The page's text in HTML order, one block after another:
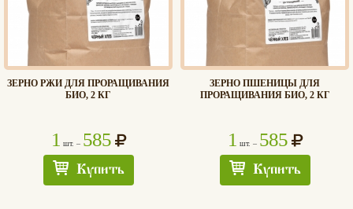
ЗЕРНО РЖИ ДЛЯ ПРОРАЩИВАНИЯ
БИО, 2 КГ
1 шт. – 585
Купить
ЗЕРНО ПШЕНИЦЫ ДЛЯ
ПРОРАЩИВАНИЯ БИО, 2 КГ
1 шт. – 585
Купить